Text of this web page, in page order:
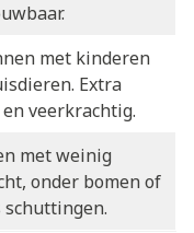
met kinderen
Extra
veerkrachtig.
met weinig
onder bomen of
schuttingen.